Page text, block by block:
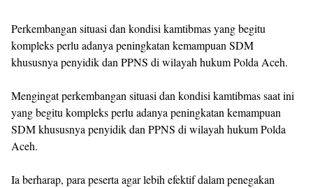
Perkembangan situasi dan kondisi kamtibmas yang begitu
kompleks perlu adanya peningkatan kemampuan SDM
khususnya penyidik dan PPNS di wilayah hukum Polda Aceh.
Mengingat perkembangan situasi dan kondisi kamtibmas saat ini
yang begitu kompleks perlu adanya peningkatan kemampuan
SDM khususnya penyidik dan PPNS di wilayah hukum Polda
Aceh.
Ia berharap, para peserta agar lebih efektif dalam penegakan